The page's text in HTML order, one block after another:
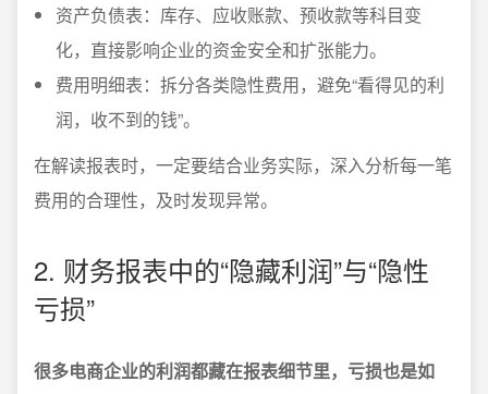
资产负债表：库存、应收账款、预收款等科目变
化，直接影响企业的资金安全和扩张能力。
费用明细表：拆分各类隐性费用，避免“看得见的利
润，收不到的钱”。
在解读报表时，一定要结合业务实际，深入分析每一笔
费用的合理性，及时发现异常。
2. 财务报表中的“隐藏利润”与“隐性
亏损”
很多电商企业的利润都藏在报表细节里，亏损也是如